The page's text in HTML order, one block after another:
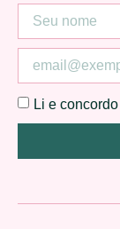
Li e